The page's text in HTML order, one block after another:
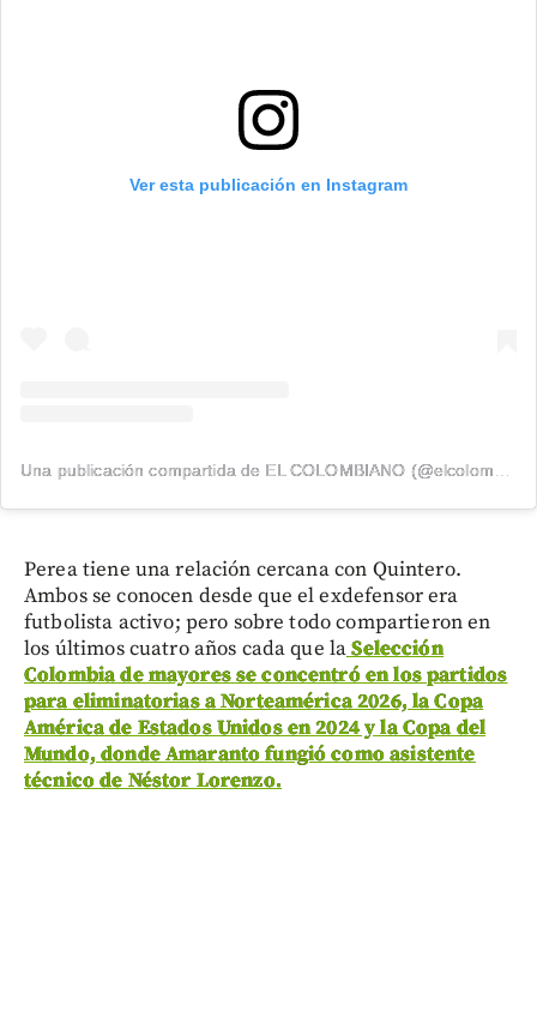
Ver esta publicación en Instagram
Perea tiene una relación cercana con Quintero.
Ambos se conocen desde que el exdefensor era
futbolista activo; pero sobre todo compartieron en
los últimos cuatro años cada que laSelección
Colombia de mayores se concentró en los partidos
para eliminatorias a Norteamérica 2026, la Copa
América de Estados Unidos en 2024 y la Copa del
Mundo, donde Amaranto fungió como asistente
técnico de Néstor Lorenzo.